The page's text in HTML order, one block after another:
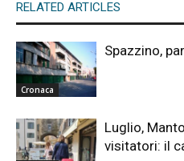
RELATED ARTICLES
Cronaca
Spazzino,
Luglio,
visitatori: il